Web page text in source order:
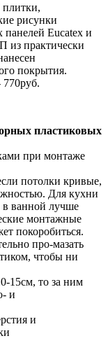
плитки,
рисунки
панелей Eucatex и
из практически
покрытия.
770руб.
пластиковых
при монтаже
потолки кривые,
Для кухни
в ванной лучше
монтажные
покоробиться.
про-мазать
чтобы ни
15см, то за ним
и
и